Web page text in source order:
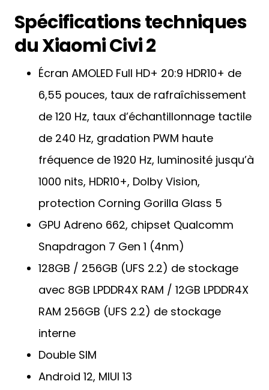
Spécifications techniques
du Xiaomi Civi 2
Écran AMOLED Full HD+ 20:9 HDR10+ de
6,55 pouces, taux de rafraîchissement
de 120 Hz, taux d’échantillonnage tactile
de 240 Hz, gradation PWM haute
fréquence de 1920 Hz, luminosité jusqu’à
1000 nits, HDR10+, Dolby Vision,
protection Corning Gorilla Glass 5
GPU Adreno 662, chipset Qualcomm
Snapdragon 7 Gen 1 (4nm)
128GB / 256GB (UFS 2.2) de stockage
avec 8GB LPDDR4X RAM / 12GB LPDDR4X
RAM 256GB (UFS 2.2) de stockage
interne
Double SIM
Android 12, MIUI 13